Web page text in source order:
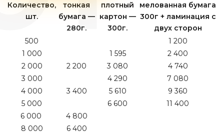
Количество,
шт.
тонкая
бумага —
280г.
плотный
картон —
300г.
мелованная бумага
300г + ламинация с
двух сторон
500
1 200
1 000
1 595
2 400
2 000
2 200 3 080
4 740
3 000
4 290
7 080
4 000
3 400 5 610
9 360
5 000
6 600
11 400
6 000
4 800
8 000
6 400